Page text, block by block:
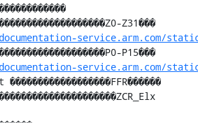
Z31���
service.arm.com/static/
P15���
service.arm.com/static/